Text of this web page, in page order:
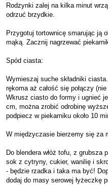
Rodzynki zalej na kilka minut
odrzuć brzydkie.
Przygotuj tortownicę smarując ją
mąką. Zacznij nagrzewać
Spód ciasta:
Wymieszaj suche składniki
rękoma aż całość się połączy
Wkrusz ciasto do formy i ugnieć
cm, można zrobić odrobinę
podpiecz w piekarniku około 10
W międzyczasie bierzemy się za
Do blendera włóż tofu, z grubsza
sok z cytryny, cukier, wanilię i
- będzie rzadka i taka ma być!
dodaj do masy serowej łyżeczkę